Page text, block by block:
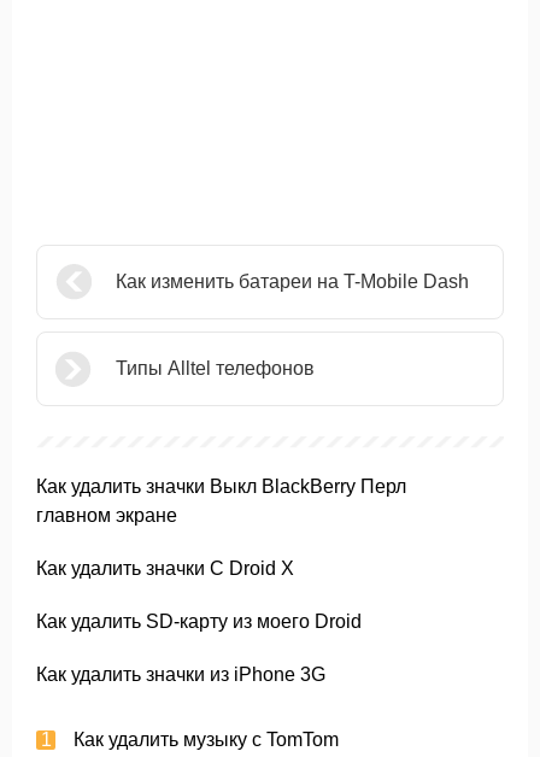
Как изменить батареи на T-Mobile Dash
Типы Alltel телефонов
Как удалить значки Выкл BlackBerry Перл
главном экране
Как удалить значки С Droid X
Как удалить SD-карту из моего Droid
Как удалить значки из iPhone 3G
Как удалить музыку с TomTom